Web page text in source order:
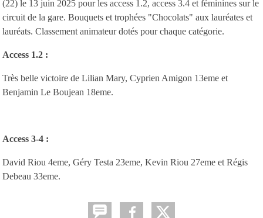
(22) le 13 juin 2025 pour les access 1.2, access 3.4 et féminines sur le
circuit de la gare. Bouquets et trophées "Chocolats" aux lauréates et
lauréats. Classement animateur dotés pour chaque catégorie.
Access 1.2 :
Très belle victoire de Lilian Mary, Cyprien Amigon 13eme et
Benjamin Le Boujean 18eme.
Access 3-4 :
David Riou 4eme, Géry Testa 23eme, Kevin Riou 27eme et Régis
Debeau 33eme.